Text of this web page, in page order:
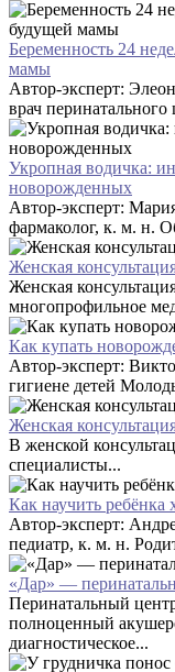
Беременность 24
мамы
Автор-эксперт:
врач
Укропная водичка:
новорожденных
Автор-эксперт:
фармаколог, к. м. н.
Женская
Женская
многопрофильное
Как купать
Автор-эксперт:
гигиене детей
Женская
В женской
специалисты...
Как научить ребёнка
Автор-эксперт:
педиатр, к. м. н.
«Дар» —
Перинатальный
полноценный
диагностическое...